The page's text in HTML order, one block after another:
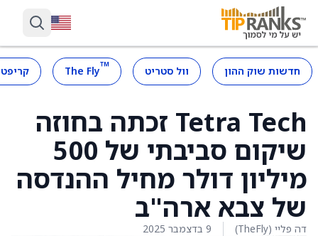
חדשות שוק ההון וול סטריט ™
The Fly
Tetra Tech זכתה בחוזה
שיקום סביבתי של 500
מיליון דולר מחיל ההנדסה
של צבא ארה"ב
דה פליי (TheFly) 9 בדצמבר 2025